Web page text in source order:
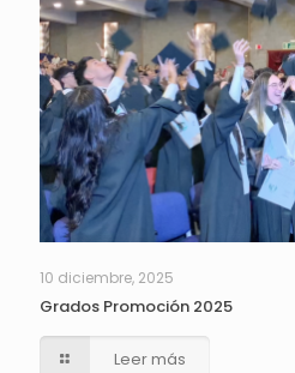
10 diciembre, 2025
Grados Promoción 2025
Leer más